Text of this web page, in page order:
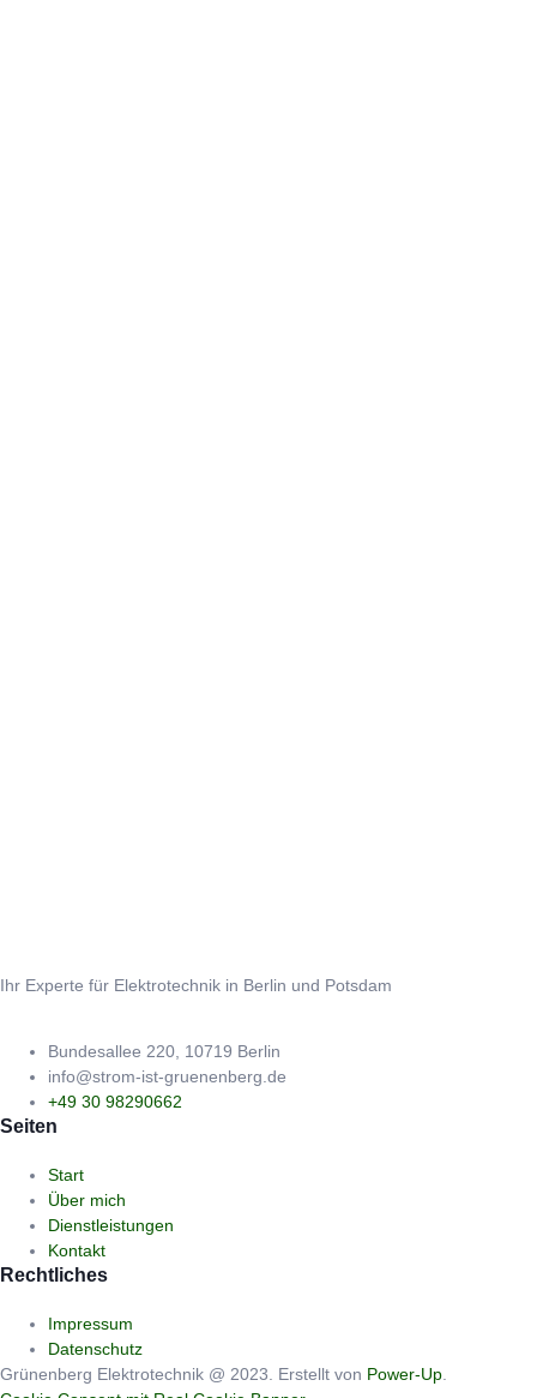
Ihr Experte für Elektrotechnik in Berlin und Potsdam
Bundesallee 220, 10719 Berlin
info@strom-ist-gruenenberg.de
+49 30 98290662
Seiten
Start
Über mich
Dienstleistungen
Kontakt
Rechtliches
Impressum
Datenschutz
Grünenberg Elektrotechnik @ 2023. Erstellt von Power-Up